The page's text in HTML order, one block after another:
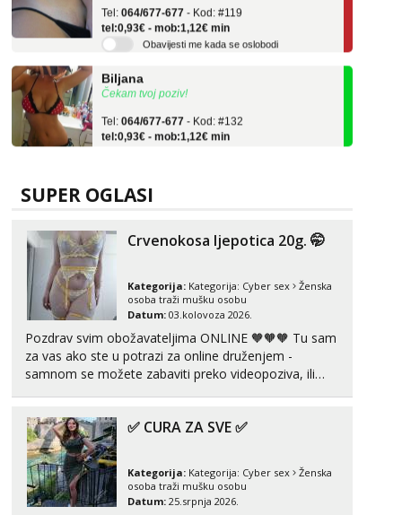
tel:0,93€ - mob:1,12€ min
Obavijesti me kada se oslobodi
Čekam tvoj poziv!
tel:0,93€ - mob:1,12€ min
Tel:064/677-677
Žana
Čekam tvoj poziv!
064/677-677- Kod: #135
tel:0,93€ - mob:1,12€ min
Anita
Čekam tvoj poziv!
Zara
Čekam tvoj poziv!
Tel: 064/677-677- Kod: #123
tel:0,93€ - mob:1,12€ min
SUPER OGLASI
Crvenokosa ljepotica 20g. 🤭
Kategorija: Kategorija: Cyber sex
Ženska
osoba traži mušku osobu
Datum: 03.kolovoza 2026.
Pozdrav svim obožavateljima ONLINE 🧡🧡🧡 Tu sam
za vas ako ste u potrazi za online druženjem -
samnom se možete zabaviti preko videopoziva, ili
tipkanja uz slike i hot line pozive. Za vas sam
pripremila ...
✅ CURA ZA SVE ✅
Kategorija: Kategorija: Cyber sex
Ženska
osoba traži mušku osobu
Datum: 25.srpnja 2026.